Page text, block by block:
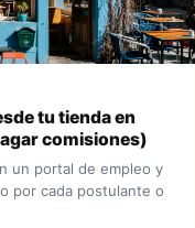
tu tienda en
comisiones)
un portal de empleo y
por cada postulante o